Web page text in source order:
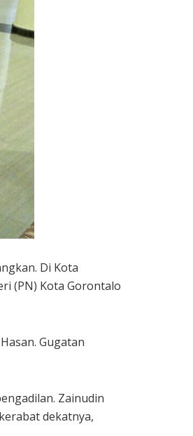
Di Kota
(PN) Kota Gorontalo
Gugatan
Zainudin
dekatnya,